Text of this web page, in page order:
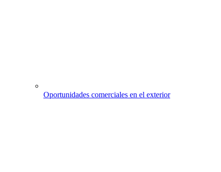
Oportunidades comerciales en el exterior